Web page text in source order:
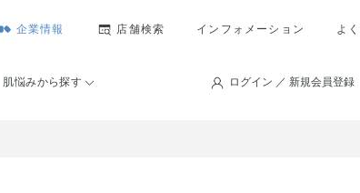
企業情報 店舗検索 インフォメーション よ
肌悩みから探す ログイン ／ 新規会員登録